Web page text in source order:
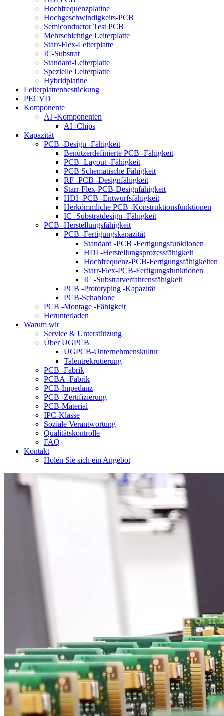
Hochfrequenzplatine
Hochgeschwindigkeits-PCB
Semiconductor Test PCB
Mehrschichtige Leiterplatte
Starr-Flex-Leiterplatte
IC-Substrat
Standard-Leiterplatte
Spezielle Leiterplatte
Hybridplatine
Leiterplattenbestückung
PECVD
Komponente
AI -Komponenten
AI -Chips
Kapazität
PCB -Design -Fähigkeit
Benutzerdefinierte PCB -Fähigkeit
PCB -Layout -Fähigkeit
PCB Schematische Fähigkeit
RF -PCB -Designfähigkeit
Starr-Flex-PCB-Designfähigkeit
HDI -PCB -Entwurfsfähigkeit
Herkömmliche PCB -Konstruktionsfunktionen
IC -Substratdesign -Fähigkeit
PCB -Herstellungsfähigkeit
PCB -Fertigungskapazität
Standard -PCB -Fertigungsfunktionen
HDI -Herstellungsprozessfähigkeit
Hochfrequenz-PCB-Fertigungsfähigkeiten
Starr-Flex-PCB-Fertigungsfunktionen
IC -Substratverfahrensfähigkeit
PCB -Prototyping -Kapazität
PCB-Schablone
PCB -Montage -Fähigkeit
Herunterladen
Warum wir
Service & Unterstützung
Über UGPCB
UGPCB-Unternehmenskultur
Talentrekrutierung
PCB -Fabrik
PCBA -Fabrik
PCB-Impedanz
PCB -Zertifizierung
PCB-Material
IPC-Klasse
Soziale Verantwortung
Qualitätskontrolle
FAQ
Kontakt
Holen Sie sich ein Angebot